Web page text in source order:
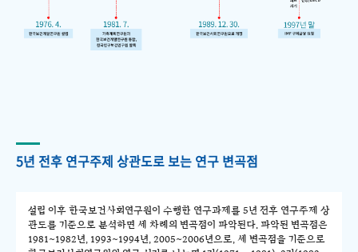
5년 전후 연구주제 상관도로 보는 연구 변곡점
설립 이후 한국보건사회연구원이 수행한 연구과제를 5년 전후 연구주제 상
관도를 기준으로 분석하면 세 차례의 변곡점이 파악된다. 파악된 변곡점은
1981~1982년, 1993~1994년, 2005~2006년으로, 세 변곡점을 기준으로